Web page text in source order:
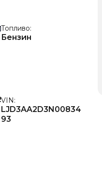
Топливо
Бензин
VIN
LJD3AA2D3N00834
93